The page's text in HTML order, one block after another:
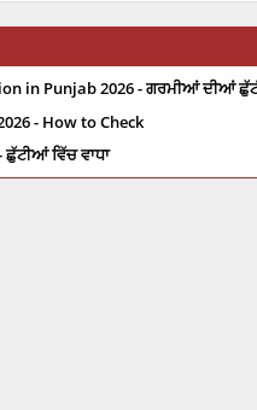
in Punjab 2026 - ਗਰਮੀਆਂ ਦੀਆਂ
- How to Check
ਵਿੱਚ ਵਾਧਾ